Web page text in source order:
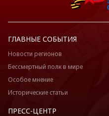
ГЛАВНЫЕ СОБЫТИЯ
Новости регионов
Бессмертный полк в мире
Особое мнение
Исторические статьи
ПРЕСС-ЦЕНТР